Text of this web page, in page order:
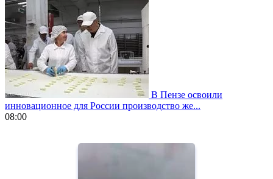
В Пензе освоили
инновационное для России производство же...
08:00